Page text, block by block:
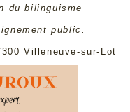
du bilinguisme
public.
Villeneuve-sur-Lot